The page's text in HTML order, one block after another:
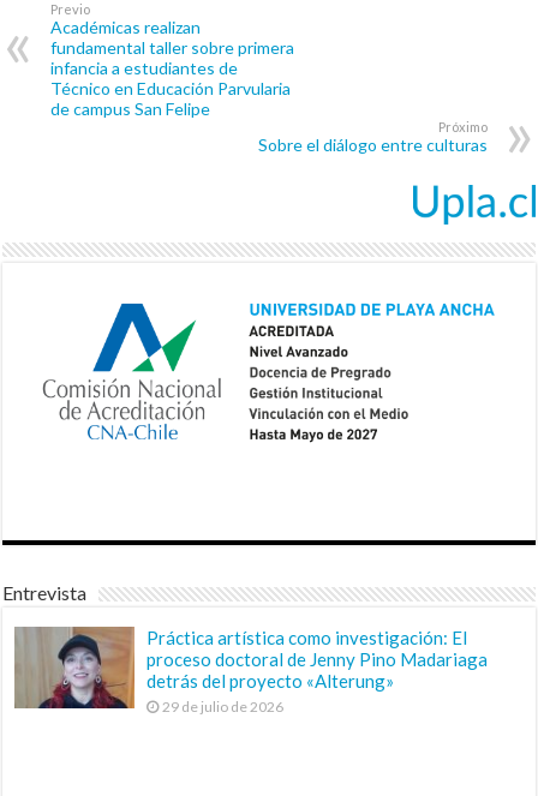
Previo
Académicas realizan
fundamental taller sobre primera
infancia a estudiantes de
Técnico en Educación Parvularia
de campus San Felipe
Próximo
Sobre el diálogo entre culturas
Entrevista
Práctica artística como investigación: El
proceso doctoral de Jenny Pino Madariaga
detrás del proyecto «Alterung»
29 de julio de 2026